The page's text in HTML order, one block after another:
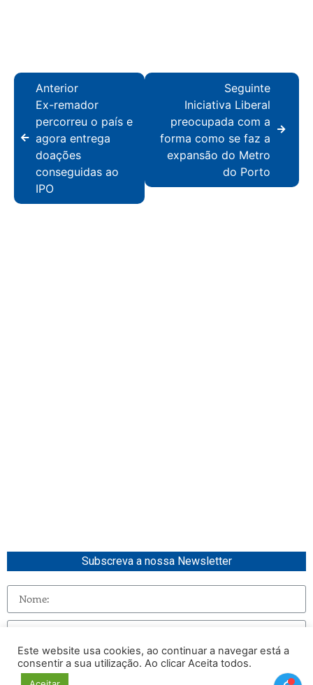
Anterior
Ex-remador
percorreu o país e
agora entrega
doações
conseguidas ao
IPO
Seguinte
Iniciativa Liberal
preocupada com a
forma como se faz a
expansão do Metro
do Porto
Subscreva a nossa Newsletter
Enviar
Este website usa cookies, ao continuar a navegar está a
consentir a sua utilização. Ao clicar Aceita todos.